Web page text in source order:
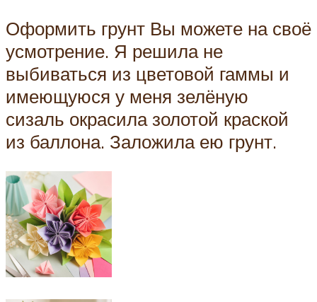
Оформить грунт Вы можете на своё
усмотрение. Я решила не
выбиваться из цветовой гаммы и
имеющуюся у меня зелёную
сизаль окрасила золотой краской
из баллона. Заложила ею грунт.